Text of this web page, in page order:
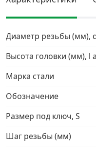
Грузовой крепеж
Кронштейны и
Электро и
Диаметр резьбы (мм),
Высота головки (мм), l a
Марка стали
Обозначение
Размер под ключ, S
Шаг резьбы (мм)